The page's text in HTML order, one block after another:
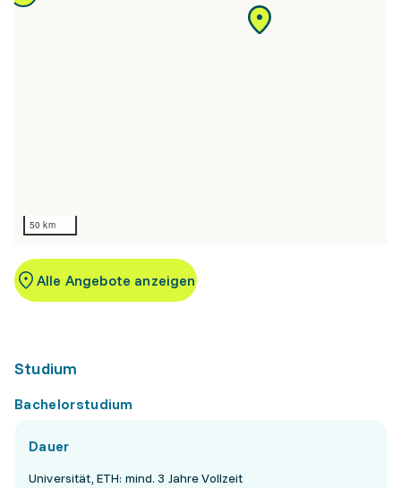
50 km
Alle Angebote anzeigen
Studium
Bachelorstudium
Dauer
Universität, ETH: mind. 3 Jahre Vollzeit